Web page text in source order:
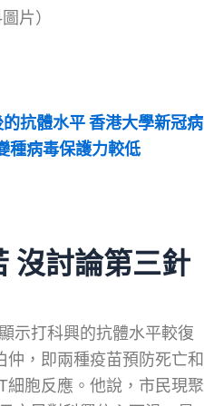
片）
抗體水平 香港大學新冠病
種病毒保護力較低
沒討論第三針
示打科興的抗體水平較復
，即兩種疫苗預防死亡和
細胞反應。他說，市民現聚